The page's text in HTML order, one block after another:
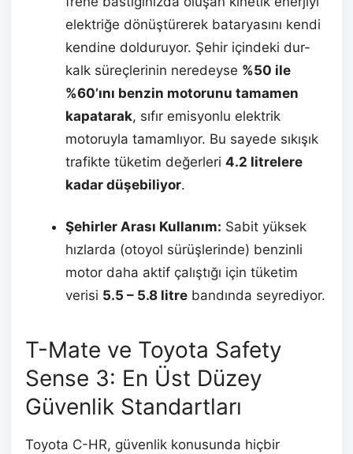
elektriğe dönüştürerek bataryasını kendi
kendine dolduruyor. Şehir içindeki dur-
kalk süreçlerinin neredeyse %50 ile
%60’ını benzin motorunu tamamen
kapatarak, sıfır emisyonlu elektrik
motoruyla tamamlıyor. Bu sayede sıkışık
trafikte tüketim değerleri 4.2 litrelere
kadar düşebiliyor.
Şehirler Arası Kullanım: Sabit yüksek
hızlarda (otoyol sürüşlerinde) benzinli
motor daha aktif çalıştığı için tüketim
verisi 5.5 – 5.8 litre bandında seyrediyor.
T-Mate ve Toyota Safety
Sense 3: En Üst Düzey
Güvenlik Standartları
Toyota C-HR, güvenlik konusunda hiçbir